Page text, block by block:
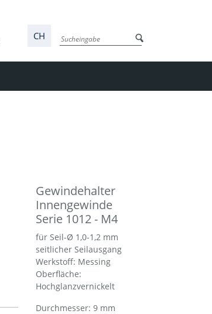
CH
Gewindehalter
Innengewinde
Serie 1012 - M4
für Seil-Ø 1,0-1,2 mm
seitlicher Seilausgang
Werkstoff: Messing
Oberfläche:
Hochglanzvernickelt
Durchmesser: 9 mm